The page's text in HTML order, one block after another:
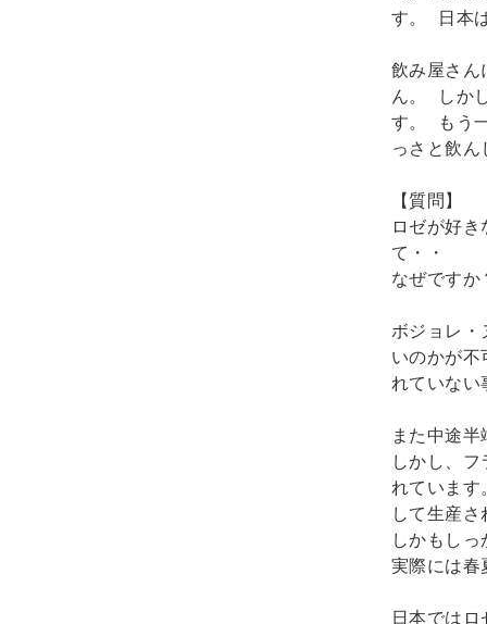
す。 日本
飲み屋さん
ん。 しか
す。 もう
っさと飲
【質問】
ロゼが好
て・・
なぜですか
ボジョレ
いのかが
れていない
また中途
しかし、
れていま
して生産
しかもし
実際には
日本では